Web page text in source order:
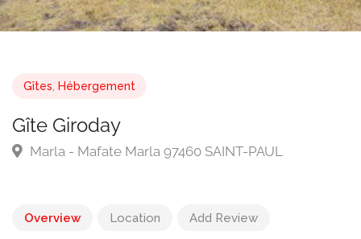
Gîtes Hébergement
Gîte Giroday
Marla - Mafate Marla 97460 SAINT-PAUL
Overview Location Add Review